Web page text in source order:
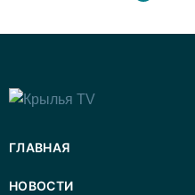
ГЛАВНАЯ
НОВОСТИ